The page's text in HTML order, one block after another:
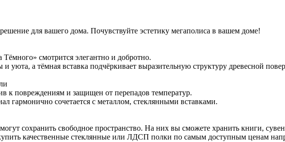
для вашего дома. Почувствуйте эстетику мегаполиса в вашем доме!
смотрится элегантно и добротно.
уюта, а тёмная вставка подчёркивает выразительную структуру древесной
повреждениям и защищен от перепадов температур.
гармонично сочетается с металлом, стеклянными вставками.
сохранить свободное пространство. На них вы сможете хранить книги,
качественные стеклянные или ЛДСП полки по самым доступным ценам